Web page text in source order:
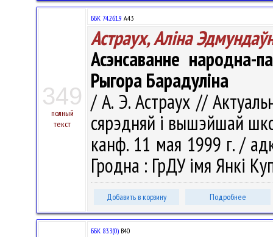
349
полный
текст
ББК 74.261.9 А43
Астраух, Алiна
Асэнсаванне народна-
Рыгора Барадуліна
/ А. Э. Астраух //
сярэдняй і вышэйшай
канф. 11 мая 1999 г. /
Гродна : ГрДУ імя Янкі
Добавить в корзину Подробнее
ББК 83.3(0) В40